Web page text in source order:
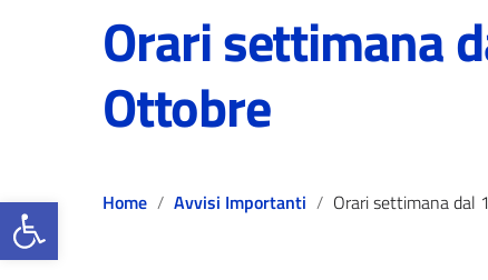
Open toolbar
Orari settimana
Ottobre
Home Avvisi Importanti Orari settimana dal 12 al 16